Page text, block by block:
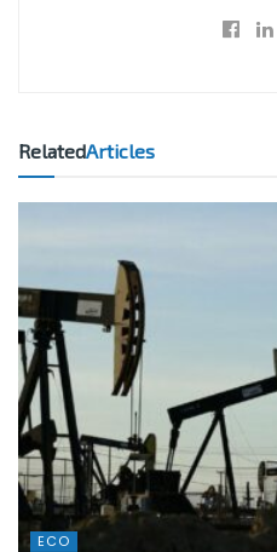
RelatedArticles
ECO